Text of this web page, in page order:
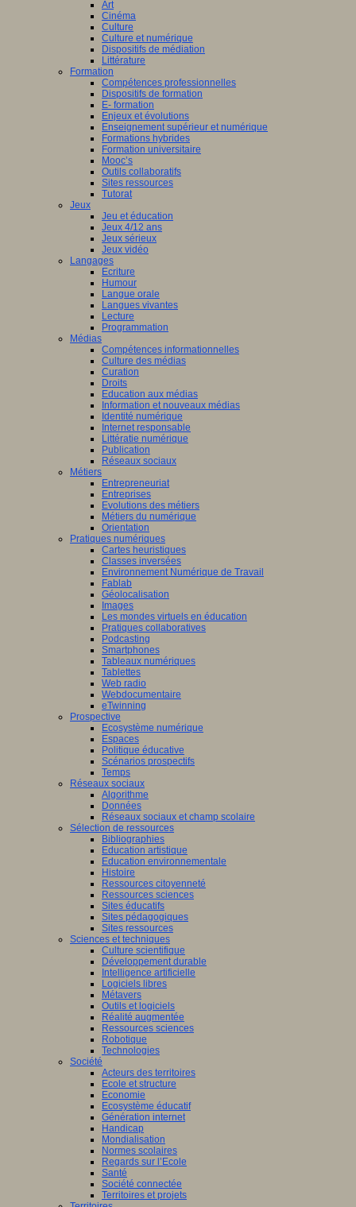
Art
Cinéma
Culture
Culture et numérique
Dispositifs de médiation
Littérature
Formation
Compétences professionnelles
Dispositifs de formation
E- formation
Enjeux et évolutions
Enseignement supérieur et numérique
Formations hybrides
Formation universitaire
Mooc’s
Outils collaboratifs
Sites ressources
Tutorat
Jeux
Jeu et éducation
Jeux 4/12 ans
Jeux sérieux
Jeux vidéo
Langages
Ecriture
Humour
Langue orale
Langues vivantes
Lecture
Programmation
Médias
Compétences informationnelles
Culture des médias
Curation
Droits
Education aux médias
Information et nouveaux médias
Identité numérique
Internet responsable
Littératie numérique
Publication
Réseaux sociaux
Métiers
Entrepreneuriat
Entreprises
Evolutions des métiers
Métiers du numérique
Orientation
Pratiques numériques
Cartes heuristiques
Classes inversées
Environnement Numérique de Travail
Fablab
Géolocalisation
Images
Les mondes virtuels en éducation
Pratiques collaboratives
Podcasting
Smartphones
Tableaux numériques
Tablettes
Web radio
Webdocumentaire
eTwinning
Prospective
Ecosystème numérique
Espaces
Politique éducative
Scénarios prospectifs
Temps
Réseaux sociaux
Algorithme
Données
Réseaux sociaux et champ scolaire
Sélection de ressources
Bibliographies
Education artistique
Education environnementale
Histoire
Ressources citoyenneté
Ressources sciences
Sites éducatifs
Sites pédagogiques
Sites ressources
Sciences et techniques
Culture scientifique
Développement durable
Intelligence artificielle
Logiciels libres
Métavers
Outils et logiciels
Réalité augmentée
Ressources sciences
Robotique
Technologies
Société
Acteurs des territoires
Ecole et structure
Economie
Ecosystème éducatif
Génération internet
Handicap
Mondialisation
Normes scolaires
Regards sur l’Ecole
Santé
Société connectée
Territoires et projets